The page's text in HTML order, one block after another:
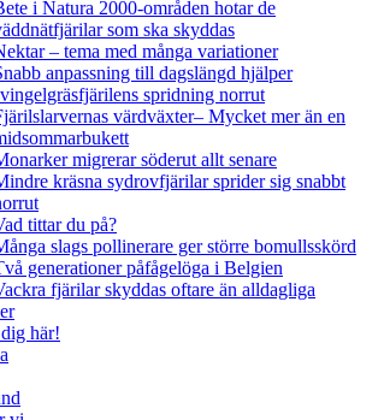
i Natura 2000-områden hotar de
som ska skyddas
– tema med många variationer
anpassning till dagslängd hjälper
spridning norrut
värdväxter– Mycket mer än en
migrerar söderut allt senare
kräsna sydrovfjärilar sprider sig snabbt
tittar du på?
slags pollinerare ger större bomullsskörd
generationer påfågelöga i Belgien
fjärilar skyddas oftare än alldagliga
här!